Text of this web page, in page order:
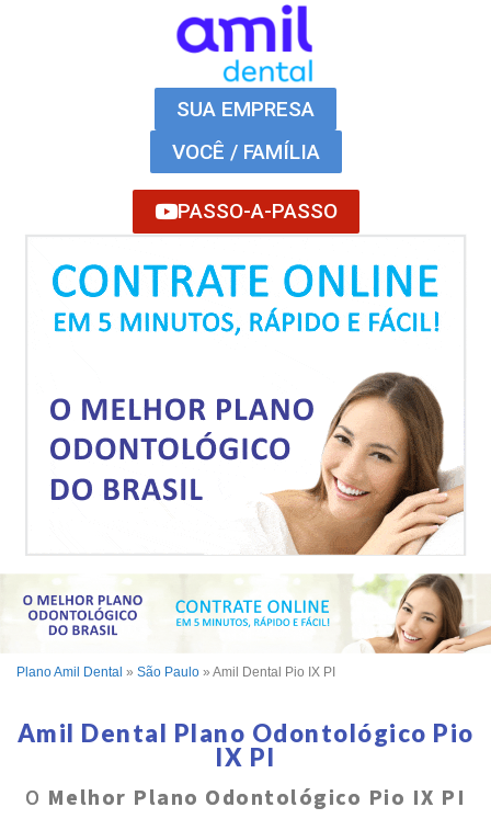
SUA EMPRESA
VOCÊ / FAMÍLIA
PASSO-A-PASSO
Plano Amil Dental » São Paulo » Amil Dental Pio IX PI
Amil Dental Plano Odontológico Pio
IX PI
O Melhor Plano Odontológico Pio IX PI